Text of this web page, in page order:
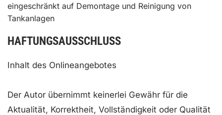
eingeschränkt auf Demontage und Reinigung von
Tankanlagen
HAFTUNGSAUSSCHLUSS
Inhalt des Onlineangebotes
Der Autor übernimmt keinerlei Gewähr für die
Aktualität, Korrektheit, Vollständigkeit oder Qualität